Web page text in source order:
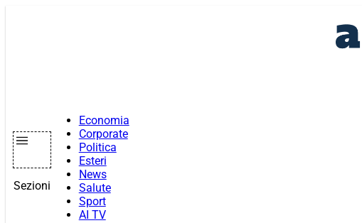
Sezioni
Economia
Corporate
Politica
Esteri
News
Salute
Sport
AI TV